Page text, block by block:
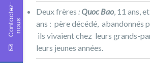
Deux frères : Quoc Bao, 11 ans, et
ans : père décédé, abandonnés
ils vivaient chez leurs grands-
leurs jeunes années.
C
o
n
t a
c
t
e
z
-
n
o
u s